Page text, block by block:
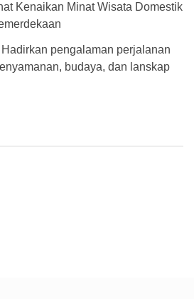
Kenaikan Minat Wisata Domestik
pengalaman perjalanan
budaya, dan lanskap